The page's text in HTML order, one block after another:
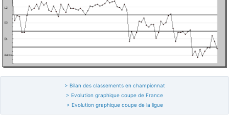
> Bilan des classements en championnat
> Evolution graphique coupe de France
> Evolution graphique coupe de la ligue